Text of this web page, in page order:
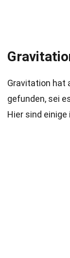
Gravitation hat
gefunden, sei
Hier sind